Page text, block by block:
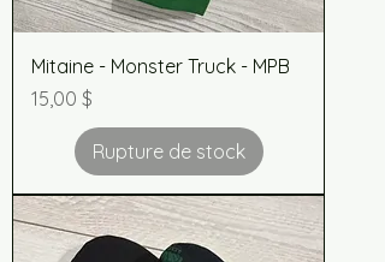
Mitaine - Monster Truck - MPB
Prix
15,00 $
Rupture de stock